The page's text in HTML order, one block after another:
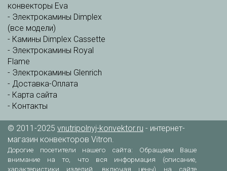
конвекторы Eva
- Электрокамины Dimplex
(все модели)
- Камины Dimplex Cassette
- Электрокамины Royal
Flame
- Электрокамины Glenrich
- Доставка-Оплата
- Карта сайта
- Контакты
© 2011-2025 vnutripolnyj-konvektor.ru - интернет-
магазин конвекторов Vitron.
Дорогие посетители нашего сайта: Обращаем Ваше
внимание на то, что вся информация (описание,
характеристики изделий, включая цены) на сайте